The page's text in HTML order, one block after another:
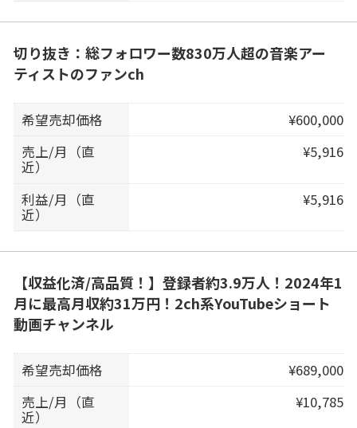
切り抜き：総フォロワー数830万人超の音楽アー
ティストのファンch
希望売却価格
¥600,000
売上/月（直
近）
¥5,916
利益/月（直
近）
¥5,916
【収益化済/高品質！】登録者約3.9万人！2024年1
月に最高月収約31万円！2ch系YouTubeショート
動画チャンネル
希望売却価格
¥689,000
売上/月（直
近）
¥10,785